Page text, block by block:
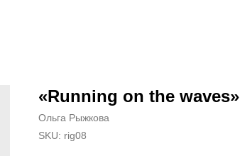
«Running on the waves»
Ольга Рыжкова
SKU: rig08